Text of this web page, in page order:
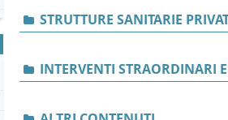
STRUTTURE SANITARIE
INTERVENTI STRAORDINARI